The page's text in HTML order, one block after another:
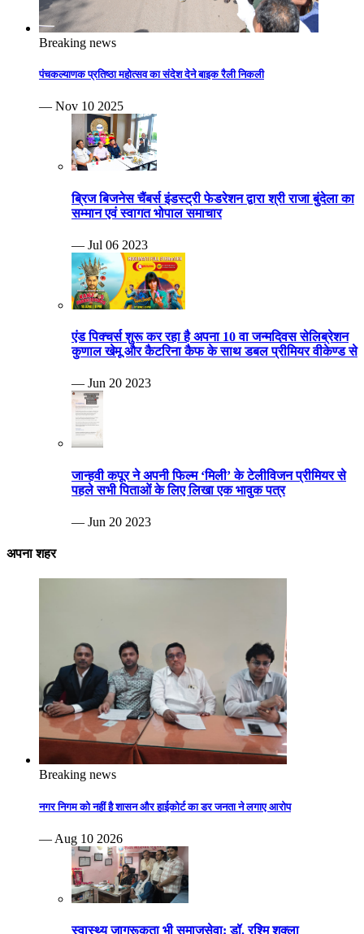
Breaking news
पंचकल्याणक प्रतिष्ठा महोत्सव का संदेश देने बाइक रैली निकली
— Nov 10 2025
ब्रिज बिजनेस चैंबर्स इंडस्ट्री फेडरेशन द्वारा श्री राजा बुंदेला का
सम्मान एवं स्वागत भोपाल समाचार
— Jul 06 2023
एंड पिक्चर्स शुरू कर रहा है अपना 10 वा जन्मदिवस सेलिब्रेशन
कुणाल खेमू और कैटरिना कैफ के साथ डबल प्रीमियर वीकेण्ड से
— Jun 20 2023
जान्हवी कपूर ने अपनी फिल्म ‘मिली’ के टेलीविजन प्रीमियर से
पहले सभी पिताओं के लिए लिखा एक भावुक पत्र
— Jun 20 2023
अपना शहर
Breaking news
नगर निगम को नहीं है शासन और हाईकोर्ट का डर जनता ने लगाए आरोप
— Aug 10 2026
स्वास्थ्य जागरूकता भी समाजसेवा: डॉ. रश्मि शुक्ला